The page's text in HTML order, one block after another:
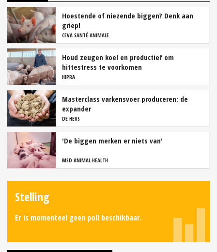
Hoestende of niezende biggen? Denk aan
griep!
CEVA SANTÉ ANIMALE
Houd zeugen koel en productief om
hittestress te voorkomen
HIPRA
Masterclass varkensvoer produceren: de
expander
DE HEUS
'De biggen merken er niets van'
MSD ANIMAL HEALTH
Stelling
Er is momenteel geen poll beschikbaar.